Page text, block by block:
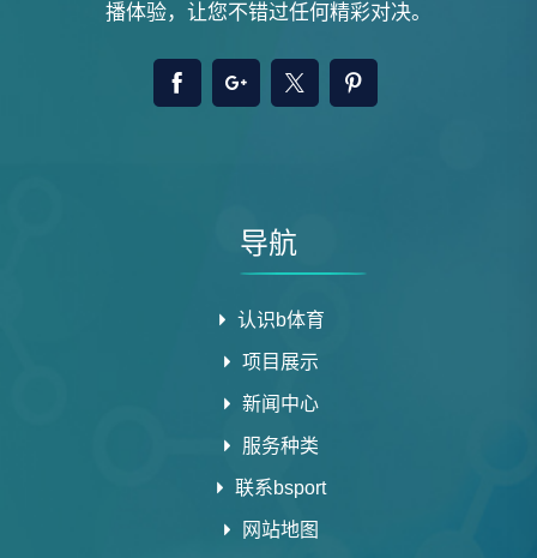
播体验，让您不错过任何精彩对决。
导航
认识b体育
项目展示
新闻中心
服务种类
联系bsport
网站地图